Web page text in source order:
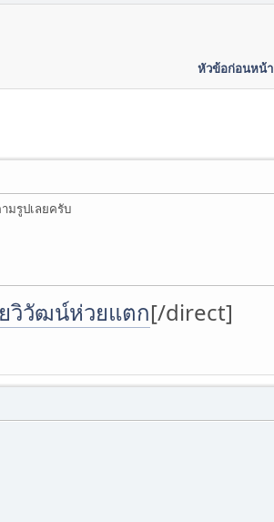
หัวข้อก่อนหน้า
มรูปเลยครับ
วิวัฒน์ห่วยแตก[/direct]